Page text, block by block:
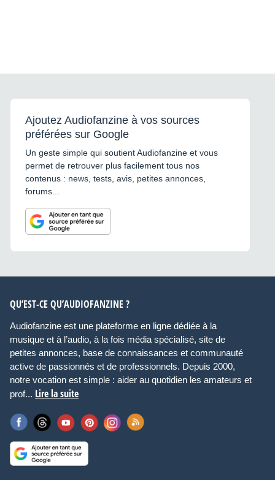
Ajoutez Audiofanzine à vos sources
préférées sur Google
Un geste simple qui soutient Audiofanzine et vous
permet de retrouver plus facilement tous nos
contenus : news, tests, avis, petites annonces,
forums...
QU’EST-CE QU’AUDIOFANZINE ?
Audiofanzine est une plateforme en ligne dédiée à la
musique et à l’audio, à la fois média spécialisé, site de
petites annonces, base de connaissances et communauté
active de passionnés et de professionnels. Depuis 2000,
notre vocation est simple : aider au quotidien les amateurs et
prof... Lire la suite